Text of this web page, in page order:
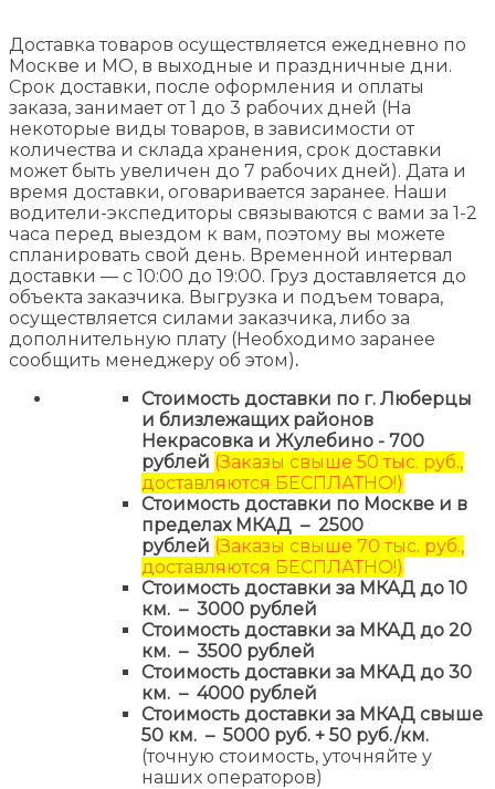
Доставка товаров осуществляется ежедневно по
Москве и МО, в выходные и праздничные дни.
Срок доставки, после оформления и оплаты
заказа, занимает от 1 до 3 рабочих дней (На
некоторые виды товаров, в зависимости от
количества и склада хранения, срок доставки
может быть увеличен до 7 рабочих дней). Дата и
время доставки, оговаривается заранее. Наши
водители-экспедиторы связываются с вами за 1-2
часа перед выездом к вам, поэтому вы можете
спланировать свой день. Временной интервал
доставки — с 10:00 до 19:00. Груз доставляется до
объекта заказчика. Выгрузка и подъем товара,
осуществляется силами заказчика, либо за
дополнительную плату (Необходимо заранее
сообщить менеджеру об этом).
Стоимость доставки по г. Люберцы
и близлежащих районов
Некрасовка и Жулебино - 700
рублей (Заказы свыше 50 тыс. руб.,
доставляются БЕСПЛАТНО!)
Стоимость доставки по Москве и в
пределах МКАД – 2500
рублей (Заказы свыше 70 тыс. руб.,
доставляются БЕСПЛАТНО!)
Стоимость доставки за МКАД до 10
км. – 3000 рублей
Стоимость доставки за МКАД до 20
км. – 3500 рублей
Стоимость доставки за МКАД до 30
км. – 4000 рублей
Стоимость доставки за МКАД свыше
50 км. – 5000 руб. + 50 руб./км.
(точную стоимость, уточняйте у
наших операторов)